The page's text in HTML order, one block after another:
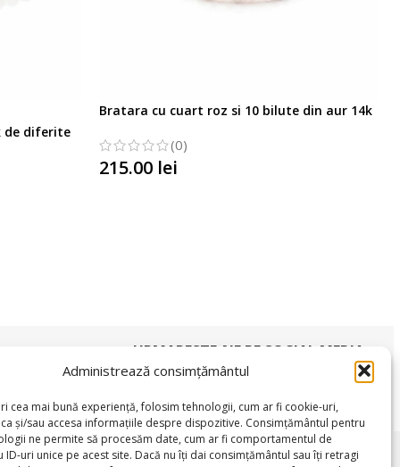
Administrează consimțământul
cea mai bună experiență, folosim tehnologii, cum ar fi cookie-uri,
și/sau accesa informațiile despre dispozitive. Consimțământul pentru
ne permite să procesăm date, cum ar fi comportamentul de
ID-uri unice pe acest site. Dacă nu îți dai consimțământul sau îți retragi
de diferite
Bratara cu cuart roz si 10 bilute din aur 14k
(0)
215.00 lei
URMARESTE-NE PE SOCIAL MEDIA
SUPORT CLIENTI